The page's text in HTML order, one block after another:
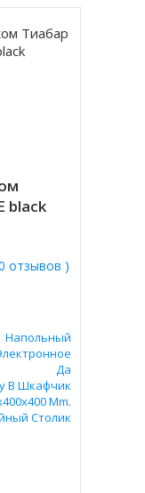
black
отзывов )
Напольный
Да
В Шкафчик
Mm.
Столик